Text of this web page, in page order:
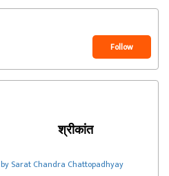
Follow
श्रीकांत
by Sarat Chandra Chattopadhyay